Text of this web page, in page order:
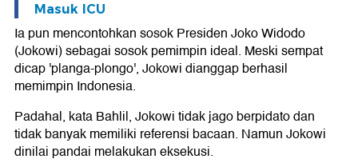
Masuk ICU
Ia pun mencontohkan sosok Presiden Joko Widodo
(Jokowi) sebagai sosok pemimpin ideal. Meski sempat
dicap 'planga-plongo', Jokowi dianggap berhasil
memimpin Indonesia.
Padahal, kata Bahlil, Jokowi tidak jago berpidato dan
tidak banyak memiliki referensi bacaan. Namun Jokowi
dinilai pandai melakukan eksekusi.